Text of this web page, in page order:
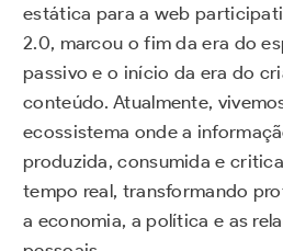
estática para a web
2.0, marcou o fim da era do
passivo e o início da era do
conteúdo. Atualmente,
ecossistema onde a
produzida, consumida e
tempo real, transformando
a economia, a política e as